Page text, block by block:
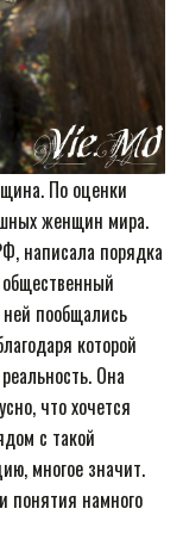
По оценки
женщин мира.
написала порядка
пообщались
которой
Она
что хочется
с такой
многое значит.
понятия намного